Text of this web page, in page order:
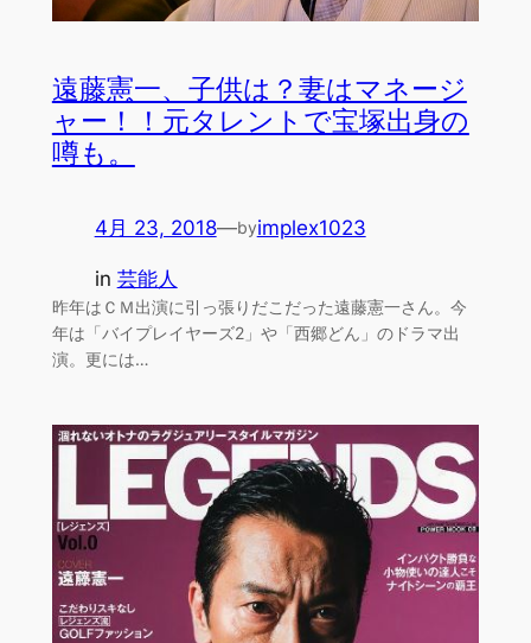
遠藤憲一、子供は？妻はマネージ
ャー！！元タレントで宝塚出身の
噂も。
4月 23, 2018—byimplex1023
in 芸能人
昨年はＣＭ出演に引っ張りだこだった遠藤憲一さん。今
年は「バイプレイヤーズ2」や「西郷どん」のドラマ出
演。更には…